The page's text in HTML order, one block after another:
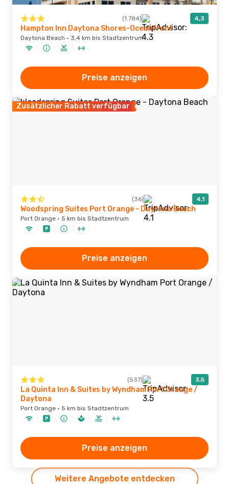
(1.784) 4,3
Hampton Inn Daytona Shores-Oceanfront
Daytona Beach · 3,4 km bis Stadtzentrum
Preise anzeigen
Zusätzlicher Rabatt verfügbar
(36) 4,1
Woodspring Suites Port Orange - Daytona Beach
Port Orange · 5 km bis Stadtzentrum
Preise anzeigen
(537) 3,5
La Quinta Inn & Suites by Wyndham Port Orange /
Daytona
Port Orange · 5 km bis Stadtzentrum
Preise anzeigen
Weitere Angebote entdecken